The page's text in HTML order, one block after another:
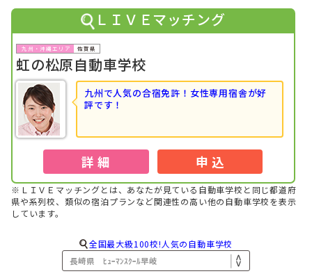
九州・沖縄で男性の高校生に人気のランキングで1位になりま
2018年10月
九州・沖縄で高校生に人気のランキングで
2018年01月
九州・沖縄で女性の専門学校生に人気のランキングで1位にな
りました！
2017年07月
九州・沖縄で女性のその他に人気のランキングで
した！
ＬＩＶＥマッチング
佐賀県
虹の松原自動車学校
九州で人気の合宿免許！女性専用宿舎が好
評です！
詳 細 申 込
※ＬＩＶＥマッチングとは、あなたが見ている自動車学校と同じ都道府
県や系列校、類似の宿泊プランなど関連性の高い他の自動車学校を表示
しています。
全国最大級100校!人気の自動車学校